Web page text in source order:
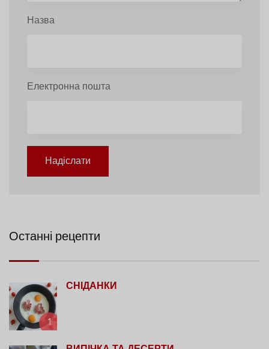
Назва
Електронна пошта
Надіслати
Останні рецепти
1
СНІДАНКИ